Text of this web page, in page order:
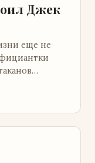
Джек
еще не